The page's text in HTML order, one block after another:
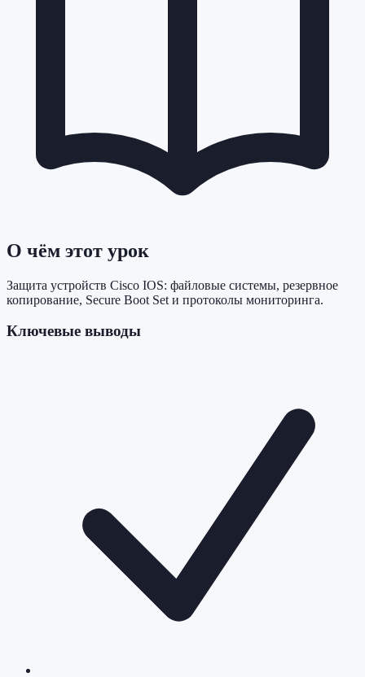
О чём этот урок
Защита устройств Cisco IOS: файловые системы, резервное
копирование, Secure Boot Set и протоколы мониторинга.
Ключевые выводы